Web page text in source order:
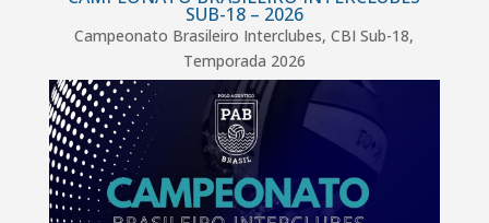
SUB-18 – 2026
Campeonato Brasileiro Interclubes,CBI Sub-18,
Temporada 2026